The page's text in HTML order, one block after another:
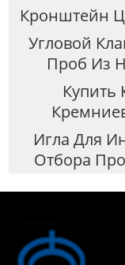
Кронштейн
Угловой
Проб Из
Игла Для
Отбора